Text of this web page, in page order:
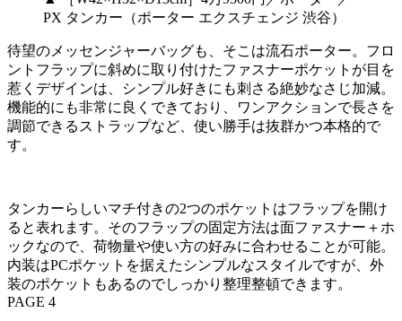
PX タンカー（ポーター エクスチェンジ 渋谷）
待望のメッセンジャーバッグも、そこは流石ポーター。フロ
ントフラップに斜めに取り付けたファスナーポケットが目を
惹くデザインは、シンプル好きにも刺さる絶妙なさじ加減。
機能的にも非常に良くできており、ワンアクションで長さを
調節できるストラップなど、使い勝手は抜群かつ本格的で
す。
タンカーらしいマチ付きの2つのポケットはフラップを開け
ると表れます。そのフラップの固定方法は面ファスナー＋ホ
ックなので、荷物量や使い方の好みに合わせることが可能。
内装はPCポケットを据えたシンプルなスタイルですが、外
装のポケットもあるのでしっかり整理整頓できます。
PAGE 4